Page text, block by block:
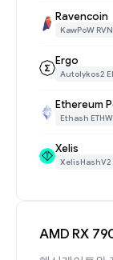
Ravencoin
KawPoW RVN
Ergo
Autolykos2
Ethereum
Ethash ETHW
Xelis
XelisHashV2
AMD RX